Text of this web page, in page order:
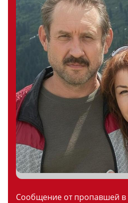
Сообщение от пропавшей в